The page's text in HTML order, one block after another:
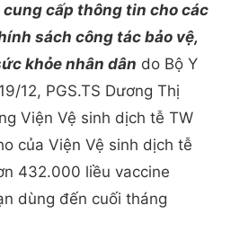
cung cấp thông tin cho các
sách công tác bảo vệ,
khỏe nhân dân do Bộ Y
12, PGS.TS Dương Thị
Viện Vệ sinh dịch tễ TW
của Viện Vệ sinh dịch tễ
432.000 liều vaccine
dùng đến cuối tháng